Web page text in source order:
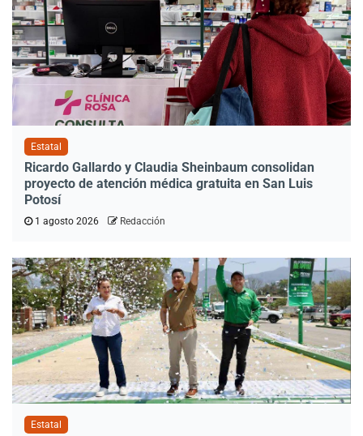
Estatal
Ricardo Gallardo y Claudia Sheinbaum consolidan
proyecto de atención médica gratuita en San Luis
Potosí
1 agosto 2026 Redacción
Estatal